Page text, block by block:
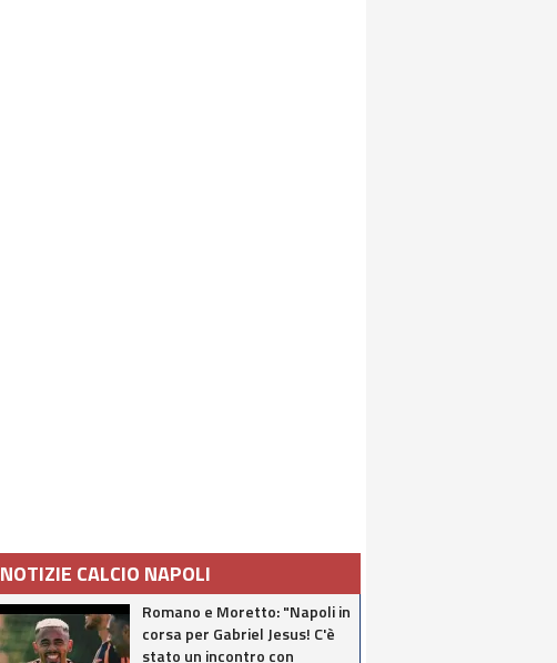
NOTIZIE CALCIO NAPOLI
Romano e Moretto: "Napoli in
corsa per Gabriel Jesus! C'è
stato un incontro con